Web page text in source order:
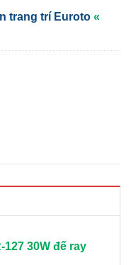
trang trí Euroto «
30W đế ray